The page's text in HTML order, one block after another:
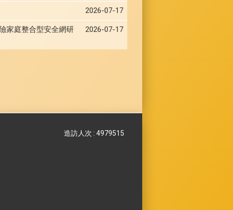
2026-07-17
家庭整合型安全網研
2026-07-17
造訪人次 : 4979515